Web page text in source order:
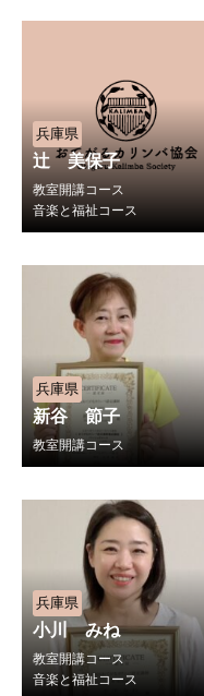
兵庫県
辻 美保子
教室開講コース
音楽と福祉コース
兵庫県
新谷 節子
教室開講コース
兵庫県
小川 みね
教室開講コース
音楽と福祉コース